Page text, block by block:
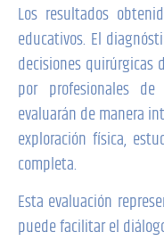
Los resultados
educativos. El
decisiones quirúrgicas
por profesionales
evaluarán de manera
exploración física,
completa.
Esta evaluación
puede facilitar el